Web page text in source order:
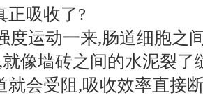
正吸收了?
度运动一来,肠道细胞之
像墙砖之间的水泥裂
就会受阻,吸收效率直接